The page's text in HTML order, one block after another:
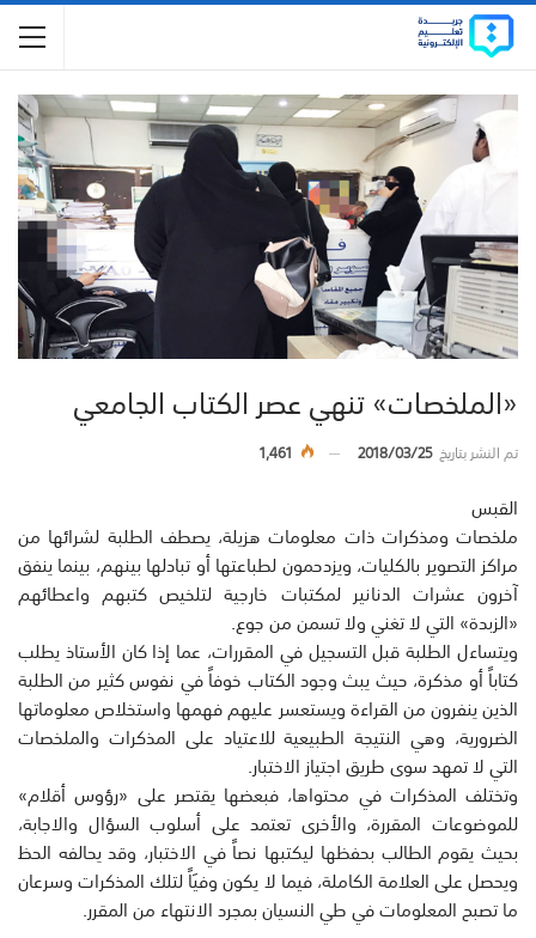
«الملخصات» تنهي عصر الكتاب الجامعي
تم النشر بتاريخ2018/03/25
1,461
القبس
ملخصات ومذكرات ذات معلومات هزيلة، يصطف الطلبة لشرائها من
مراكز التصوير بالكليات، ويزدحمون لطباعتها أو تبادلها بينهم، بينما ينفق
آخرون عشرات الدنانير لمكتبات خارجية لتلخيص كتبهم واعطائهم
«الزبدة» التي لا تغني ولا تسمن من جوع.
ويتساءل الطلبة قبل التسجيل في المقررات، عما إذا كان الأستاذ يطلب
كتاباً أو مذكرة، حيث يبث وجود الكتاب خوفاً في نفوس كثير من الطلبة
الذين ينفرون من القراءة ويستعسر عليهم فهمها واستخلاص معلوماتها
الضرورية، وهي النتيجة الطبيعية للاعتياد على المذكرات والملخصات
التي لا تمهد سوى طريق اجتياز الاختبار.
وتختلف المذكرات في محتواها، فبعضها يقتصر على «رؤوس أقلام»
للموضوعات المقررة، والأخرى تعتمد على أسلوب السؤال والاجابة،
بحيث يقوم الطالب بحفظها ليكتبها نصاً في الاختبار، وقد يحالفه الحظ
ويحصل على العلامة الكاملة، فيما لا يكون وفيَاً لتلك المذكرات وسرعان
ما تصبح المعلومات في طي النسيان بمجرد الانتهاء من المقرر.